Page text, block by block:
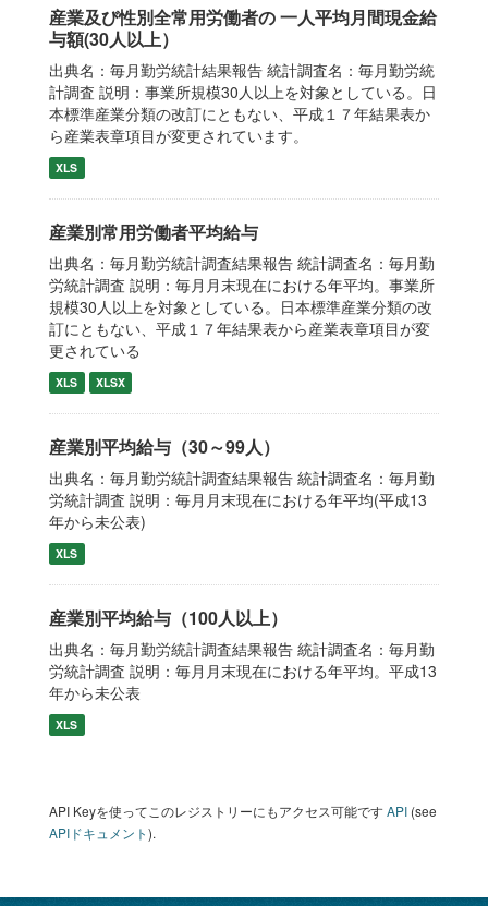
産業及び性別全常用労働者の 一人平均月間現金給
与額(30人以上）
出典名：毎月勤労統計結果報告 統計調査名：毎月勤労統
計調査 説明：事業所規模30人以上を対象としている。日
本標準産業分類の改訂にともない、平成１７年結果表か
ら産業表章項目が変更されています。
XLS
産業別常用労働者平均給与
出典名：毎月勤労統計調査結果報告 統計調査名：毎月勤
労統計調査 説明：毎月月末現在における年平均。事業所
規模30人以上を対象としている。日本標準産業分類の改
訂にともない、平成１７年結果表から産業表章項目が変
更されている
XLS XLSX
産業別平均給与（30～99人）
出典名：毎月勤労統計調査結果報告 統計調査名：毎月勤
労統計調査 説明：毎月月末現在における年平均(平成13
年から未公表)
XLS
産業別平均給与（100人以上）
出典名：毎月勤労統計調査結果報告 統計調査名：毎月勤
労統計調査 説明：毎月月末現在における年平均。平成13
年から未公表
XLS
API Keyを使ってこのレジストリーにもアクセス可能ですAPI (see
APIドキュメント).